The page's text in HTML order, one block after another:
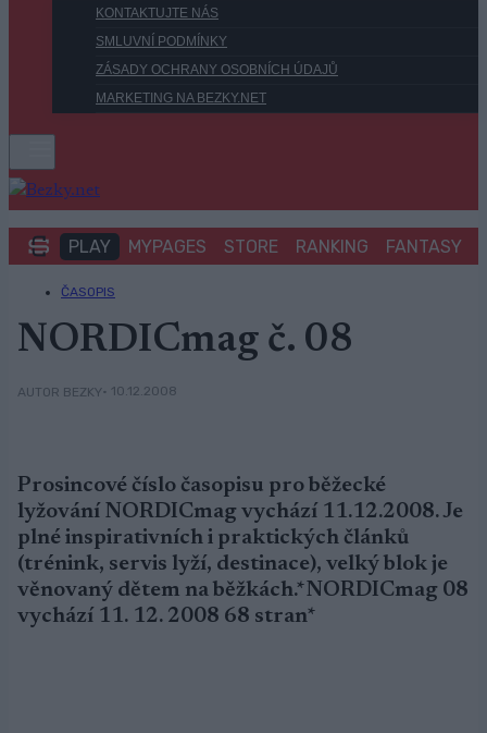
KONTAKTUJTE NÁS
SMLUVNÍ PODMÍNKY
ZÁSADY OCHRANY OSOBNÍCH ÚDAJŮ
MARKETING NA BEZKY.NET
PLAY MYPAGES STORE RANKING FANTASY
ČASOPIS
NORDICmag č. 08
AUTOR BEZKY• 10.12.2008
Prosincové číslo časopisu pro běžecké
lyžování NORDICmag vychází 11.12.2008. Je
plné inspirativních i praktických článků
(trénink, servis lyží, destinace), velký blok je
věnovaný dětem na běžkách.*NORDICmag 08
vychází 11. 12. 2008 68 stran*